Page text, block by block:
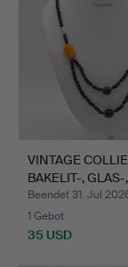
VINTAGE
BAKELIT-, GLAS-,
KERAMIK-…
Beendet 31. Jul
1 Gebot
35 USD